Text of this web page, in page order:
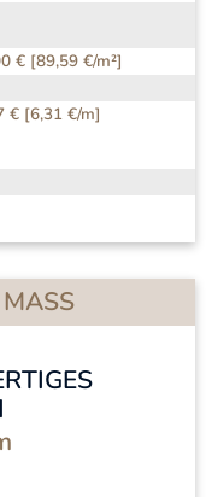
€ [89,59 €/m²]
€ [6,31 €/m]